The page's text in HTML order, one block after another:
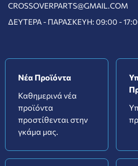
CROSSOVERPARTS@GMAIL.COM
ΔΕΥΤΈΡΑ - ΠΑΡΑΣΚΕΥΉ: 09:00 -
Νέα Προϊόντα
Καθημερινά νέα
προϊόντα
προστίθενται στην
γκάμα μας.